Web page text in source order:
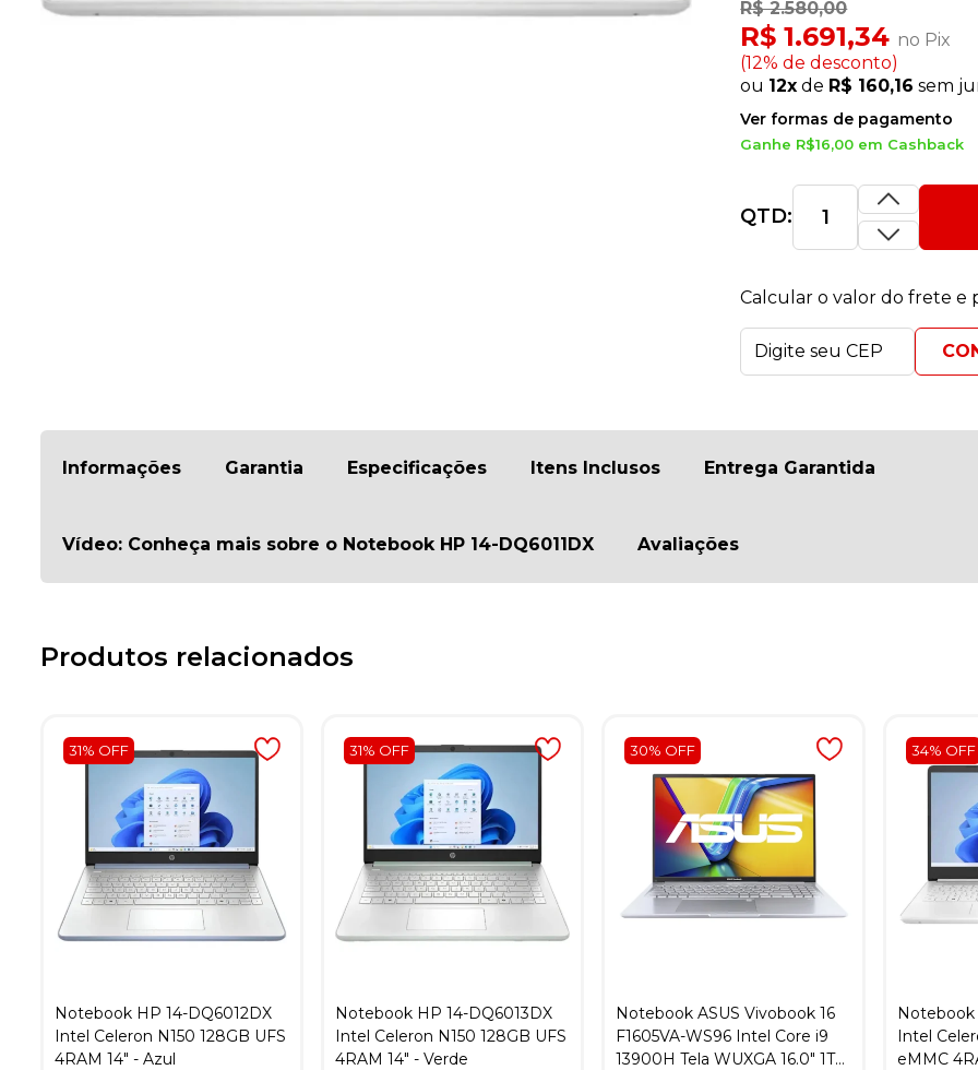
R$ 2.580,00
R$ 1.691,34 no Pix
(12% de desconto)
ou 12x de R$ 160,16 sem
Ver formas de pagamento
Ganhe R$16,00 em Cashback
QTD:
Calcular o valor do frete e
Informações Garantia Especificações Itens Inclusos Entrega Garantida
Vídeo: Conheça mais sobre o Notebook HP 14-DQ6011DX Avaliações
Produtos relacionados
31% OFF
Notebook HP 14-DQ6012DX
Intel Celeron N150 128GB UFS
4RAM 14" - Azul
31% OFF
Notebook HP 14-DQ6013DX
Intel Celeron N150 128GB UFS
4RAM 14" - Verde
30% OFF
Notebook ASUS Vivobook 16
F1605VA-WS96 Intel Core i9
13900H Tela WUXGA 16.0" 1TB
34% OFF
Notebook
Intel
eMMC